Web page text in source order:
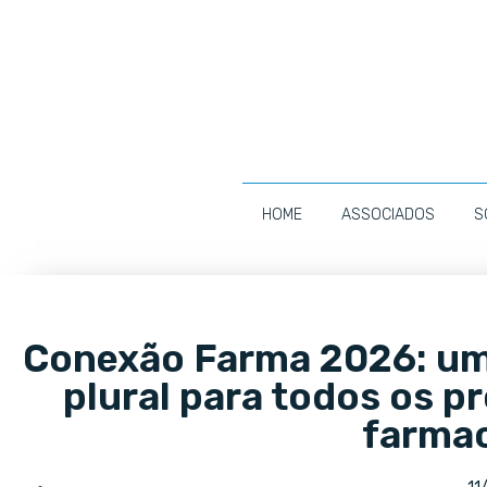
HOME ASSOCIADOS
Conexão Farma 2026:
plural para todos os